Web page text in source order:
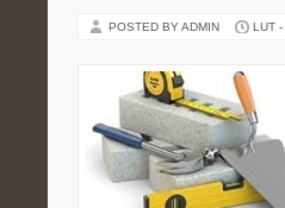
POSTED BY ADMIN LUT